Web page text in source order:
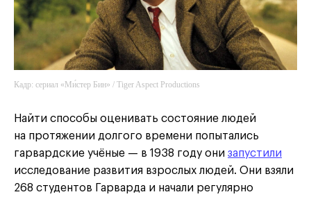
Кадр: сериал «Ми́стер Бин» / Tiger Aspect Productions
Найти способы оценивать состояние людей
на протяжении долгого времени попытались
гарвардские учёные — в 1938 году они запустили
исследование развития взрослых людей. Они взяли
268 студентов Гарварда и начали регулярно